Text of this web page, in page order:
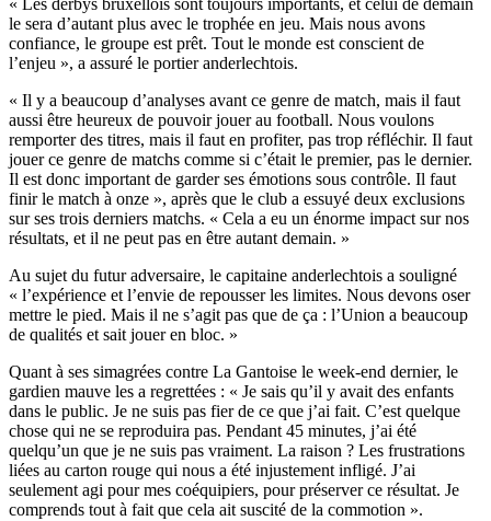
« Les derbys bruxellois sont toujours importants, et celui de demain
le sera d’autant plus avec le trophée en jeu. Mais nous avons
confiance, le groupe est prêt. Tout le monde est conscient de
l’enjeu », a assuré le portier anderlechtois.
« Il y a beaucoup d’analyses avant ce genre de match, mais il faut
aussi être heureux de pouvoir jouer au football. Nous voulons
remporter des titres, mais il faut en profiter, pas trop réfléchir. Il faut
jouer ce genre de matchs comme si c’était le premier, pas le dernier.
Il est donc important de garder ses émotions sous contrôle. Il faut
finir le match à onze », après que le club a essuyé deux exclusions
sur ses trois derniers matchs. « Cela a eu un énorme impact sur nos
résultats, et il ne peut pas en être autant demain. »
Au sujet du futur adversaire, le capitaine anderlechtois a souligné
« l’expérience et l’envie de repousser les limites. Nous devons oser
mettre le pied. Mais il ne s’agit pas que de ça : l’Union a beaucoup
de qualités et sait jouer en bloc. »
Quant à ses simagrées contre La Gantoise le week-end dernier, le
gardien mauve les a regrettées : « Je sais qu’il y avait des enfants
dans le public. Je ne suis pas fier de ce que j’ai fait. C’est quelque
chose qui ne se reproduira pas. Pendant 45 minutes, j’ai été
quelqu’un que je ne suis pas vraiment. La raison ? Les frustrations
liées au carton rouge qui nous a été injustement infligé. J’ai
seulement agi pour mes coéquipiers, pour préserver ce résultat. Je
comprends tout à fait que cela ait suscité de la commotion ».